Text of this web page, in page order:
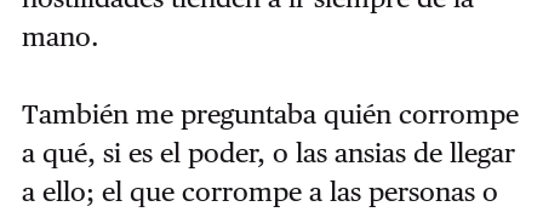
mano.
También me preguntaba quién corrompe
a qué, si es el poder, o las ansias de llegar
a ello; el que corrompe a las personas o